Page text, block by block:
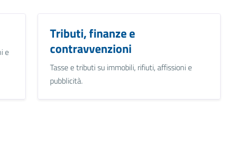
e
Tributi, finanze e
contravvenzioni
Tasse e tributi su immobili, rifiuti, affissioni e
pubblicità.